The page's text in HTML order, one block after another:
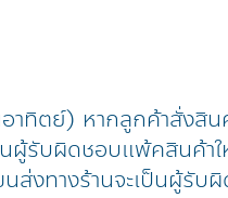
ทิตย์) หากลูกค้าสั่งสิน
นผู้รับผิดชอบแพ้คสินค้า
ส่งทางร้านจะเป็นผู้รับ